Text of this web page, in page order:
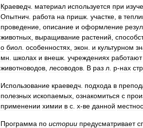
Краеведч материал используется при
Опытнич работа на пришк участке в
проведение описание и оформление
животных выращивание растений
о биол особенностях экон и культурном
мн
школах и внешк учреждениях работают
животноводов лесоводов В раз л р-нах
Использование краеведч подхода в
полезных ископаемых ознакомиться с
применении химии в с х-ве данной
Программа по истории предусматривает